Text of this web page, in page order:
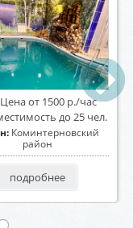
Ценаот 1500 р./час
до 6 чел.
Центральный район
подробнее